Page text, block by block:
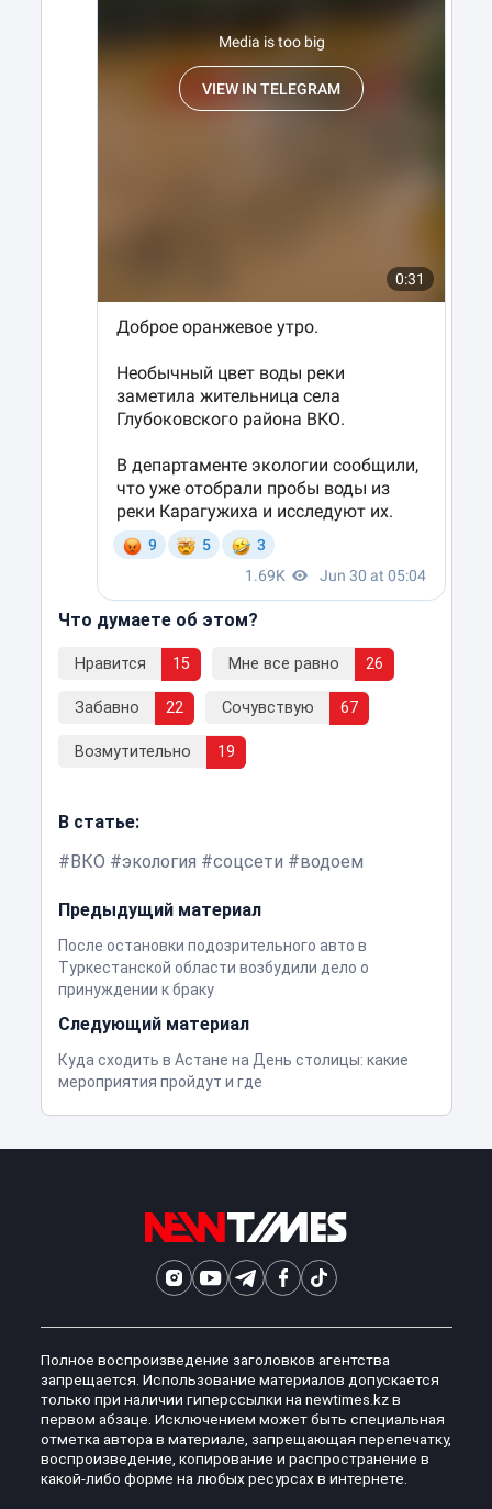
Что думаете об этом?
Нравится 15 Мне все равно 26
Забавно 22 Сочувствую 67
Возмутительно 19
В статье:
ВКО
экология соцсети водоем
Предыдущий материал
После остановки подозрительного авто в
Туркестанской области возбудили дело о
принуждении к браку
Следующий материал
Куда сходить в Астане на День столицы: какие
мероприятия пройдут и где
Полное воспроизведение заголовков агентства
запрещается. Использование материалов допускается
только при наличии гиперссылки на newtimes.kz в
первом абзаце. Исключением может быть специальная
отметка автора в материале, запрещающая перепечатку,
воспроизведение, копирование и распространение в
какой-либо форме на любых ресурсах в интернете.